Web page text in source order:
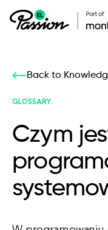
Back to
GLOSSARY
Czym